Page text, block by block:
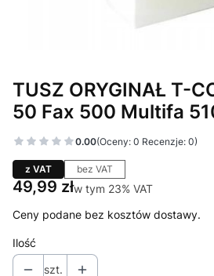
TUSZ ORYGINAŁ T-
50 Fax 500 Multifa
0.00(Oceny: 0 Recenzje: 0)
z VAT bez VAT
Cena
49,99 złw tym 23% VAT
w tym 23% VAT
Ceny podane bez kosztów dostawy.
Ilość
szt.